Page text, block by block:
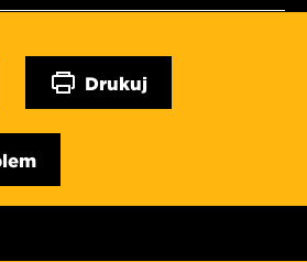
Drukuj